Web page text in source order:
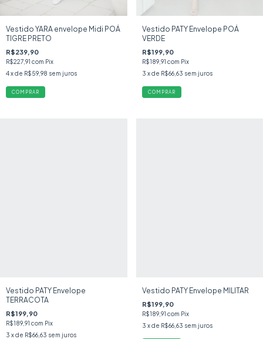
Vestido YARA envelope Midi POÁ
TIGRE PRETO
R$239,90
R$227,91 com Pix
4x de R$59,98 sem juros
COMPRAR
Vestido PATY Envelope POÁ
VERDE
R$199,90
R$189,91 com Pix
3 x de R$66,63 sem juros
COMPRAR
Vestido PATY Envelope
TERRACOTA
R$199,90
R$189,91 com Pix
3 x de R$66,63 sem juros
Vestido PATY Envelope MILITAR
R$199,90
R$189,91 com Pix
3 x de R$66,63 sem juros